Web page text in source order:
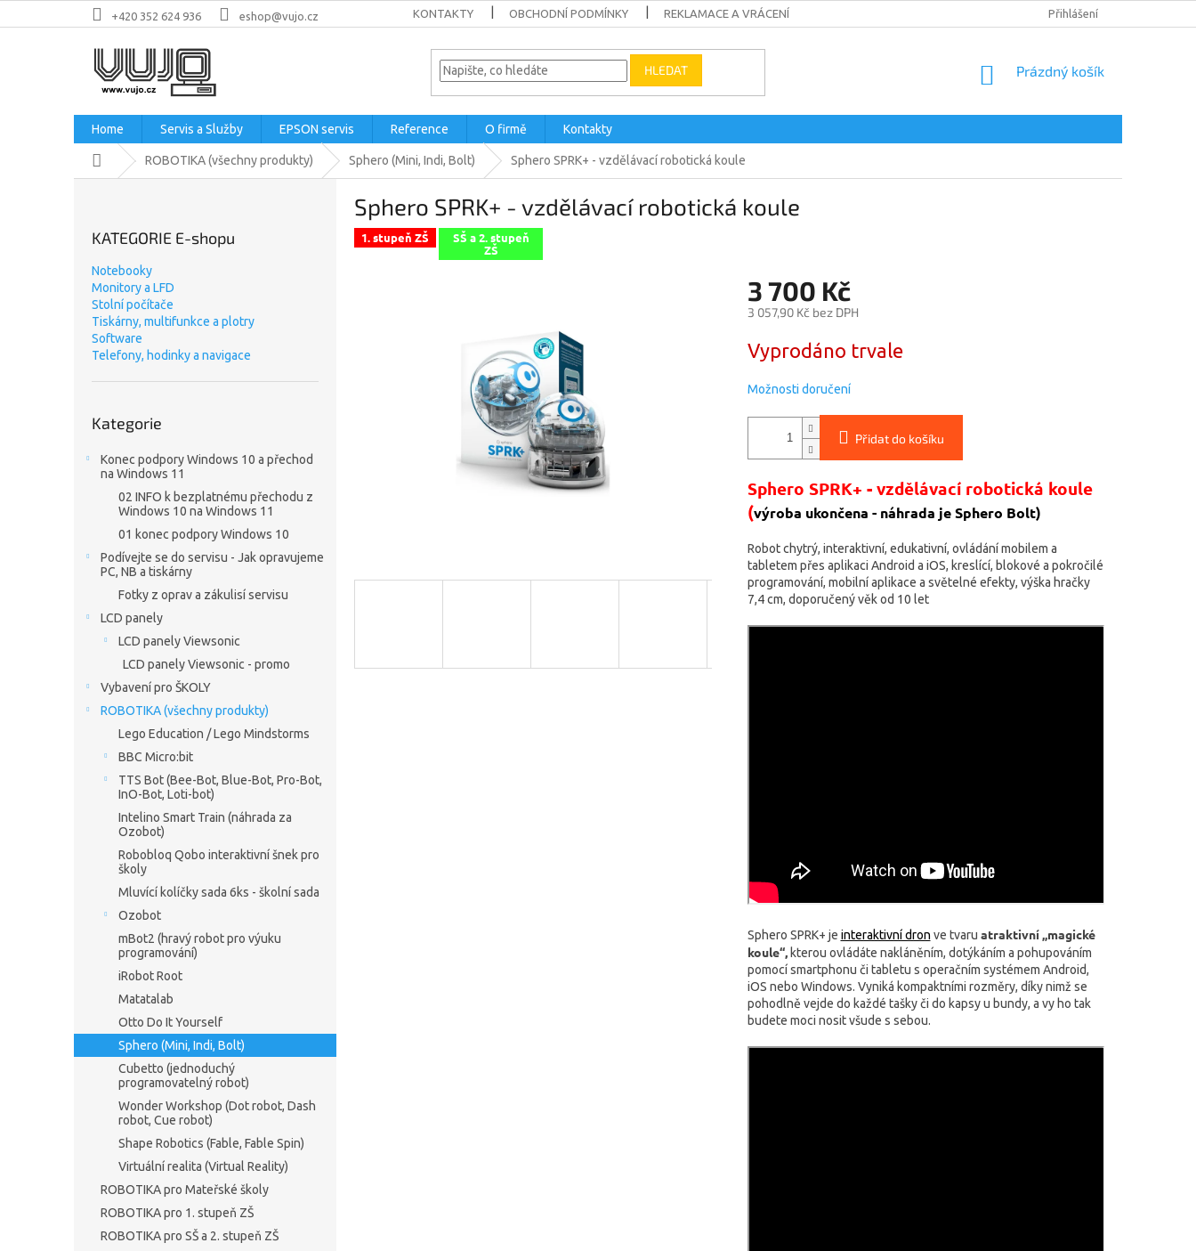
na
+420 352 624 936 eshop@vujo.cz KONTAKTY OBCHODNÍ PODMÍNKY REKLAMACE A VRÁCENÍ PODMÍNKY OCHRANY OSOBNÍCH ÚDAJŮ
Přihlášení
HLEDAT
NÁKUPNÍ
Prázdný košík
Home Servis a Služby EPSON servis Reference O firmě Kontakty
Domů ROBOTIKA (všechny produkty) Sphero (Mini, Indi, Bolt) Sphero SPRK+ - vzdělávací robotická koule
KATEGORIE E-shopu
Notebooky
Monitory a LFD
Stolní počítače
Tiskárny, multifunkce a plotry
Software
Telefony, hodinky a navigace
kategorie
Kategorie
Konec podpory Windows 10 a přechod
na Windows 11
02 INFO k bezplatnému přechodu z
Windows 10 na Windows 11
01 konec podpory Windows 10
Podívejte se do servisu - Jak opravujeme
PC, NB a tiskárny
Fotky z oprav a zákulisí servisu
LCD panely
LCD panely Viewsonic
LCD panely Viewsonic - promo
Vybavení pro ŠKOLY
ROBOTIKA (všechny produkty)
Lego Education / Lego Mindstorms
BBC Micro:bit
TTS Bot (Bee-Bot, Blue-Bot, Pro-Bot,
InO-Bot, Loti-bot)
Intelino Smart Train (náhrada za
Ozobot)
Robobloq Qobo interaktivní šnek pro
školy
Mluvící kolíčky sada 6ks - školní sada
Ozobot
mBot2 (hravý robot pro výuku
programování)
iRobot Root
Matatalab
Otto Do It Yourself
Sphero (Mini, Indi, Bolt)
Cubetto (jednoduchý
programovatelný robot)
Wonder Workshop (Dot robot, Dash
robot, Cue robot)
Shape Robotics (Fable, Fable Spin)
Virtuální realita (Virtual Reality)
ROBOTIKA pro Mateřské školy
ROBOTIKA pro 1. stupeň ZŠ
ROBOTIKA pro SŠ a 2. stupeň ZŠ
Sphero SPRK+ - vzdělávací robotická koule
1. stupeň ZŠ
SŠ a 2. stupeň
ZŠ
3 700 Kč
3 057,90 Kč bez DPH
cena:
Vyprodáno trvale
Možnosti doručení
Přidat do košíku
Sphero SPRK+ - vzdělávací robotická koule
(výroba ukončena - náhrada je Sphero Bolt)
Robot chytrý, interaktivní, edukativní, ovládání mobilem a
tabletem přes aplikaci Android a iOS, kreslící, blokové a pokročilé
programování, mobilní aplikace a světelné efekty, výška hračky
7,4 cm, doporučený věk od 10 let
Sphero SPRK+ je interaktivní dron ve tvaru atraktivní „magické
koule“, kterou ovládáte nakláněním, dotýkáním a pohupováním
pomocí smartphonu či tabletu s operačním systémem Android,
iOS nebo Windows. Vyniká kompaktními rozměry, díky nimž se
pohodlně vejde do každé tašky či do kapsy u bundy, a vy ho tak
budete moci nosit všude s sebou.